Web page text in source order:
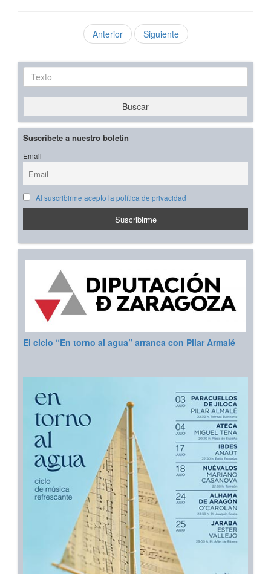
Anterior Siguiente
Texto
Buscar
Suscríbete a nuestro boletín
Email
Al suscribirme acepto la política de privacidad
El ciclo “En torno al agua” arranca con Pilar Armalé